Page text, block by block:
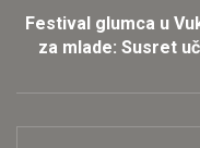
Festival glumca u
za mlade: Susret